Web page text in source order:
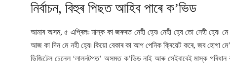
নিৰ্বাচন, বিহুৰ পিছত আহিব পাৰে ক’ভিড
আমাৰ অসম, ৫ এপ্ৰিলঃ মাস্ক কা জৰুৰত নেহী হ্যে৷ নেহী হ্যে তো নেহী হ্যে৷
আজ কা দিন মে নহী হ্যে৷ কিয়ো বেকাৰ কা আপ পেনিক ক্ৰিয়েট কৰে, জব হোগা মে’
ডিজিটেল চেনেল ‘লালনটপত’ অসমত ক’ভিড নাই আৰু সেইবাবেই মাস্ক পৰিধান